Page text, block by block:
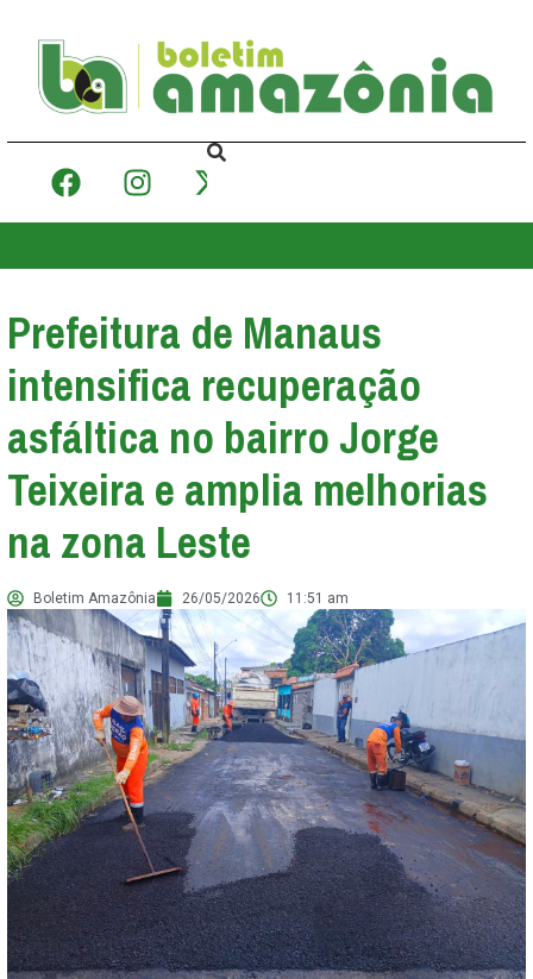
Prefeitura de Manaus
intensifica recuperação
asfáltica no bairro Jorge
Teixeira e amplia melhorias
na zona Leste
Boletim Amazônia 26/05/2026 11:51 am